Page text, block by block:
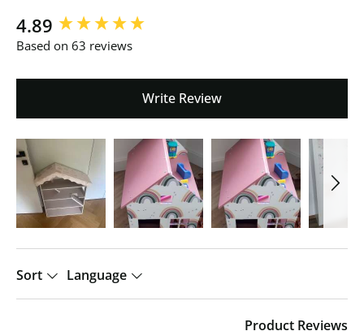
4.89
Based on 63 reviews
Write Review
Sort Language
Product Reviews
New content loaded